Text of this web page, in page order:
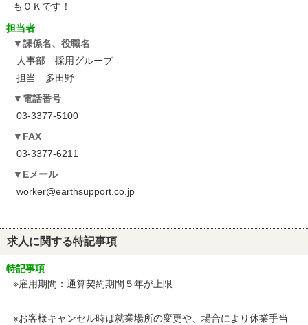
もＯＫです！
担当者
課係名、役職名
人事部 採用グループ
担当 多田野
電話番号
03-3377-5100
FAX
03-3377-6211
Eメール
worker@earthsupport.co.jp
求人に関する特記事項
特記事項
※雇用期間：通算契約期間５年が上限
※お客様キャンセル時は就業場所の変更や、場合により休業手当